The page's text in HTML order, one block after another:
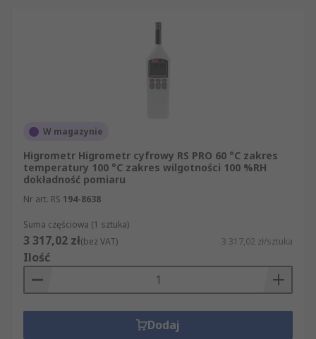
W magazynie
Higrometr Higrometr cyfrowy RS PRO 60 °C zakres
temperatury 100 °C zakres wilgotności 100 %RH
dokładność pomiaru
Nr art. RS 194-8638
Suma częściowa (1 sztuka)
3 317,02 zł(bez VAT) 3 317,02 zł/sztuka
Ilość
Dodaj